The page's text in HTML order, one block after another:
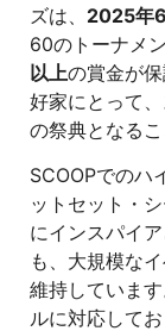
ズは、 2025年
60のトーナメ
以上の賞金が
好家にとって
の祭典となるこ
SCOOPでのハ
ットセット・
にインスパイ
も、大規模な
維持していま
ルに対応して